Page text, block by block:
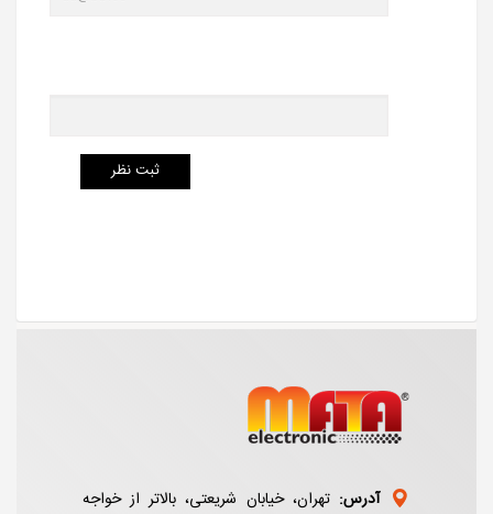
آدرس: تهران، خیابان شریعتی، بالاتر از خواجه